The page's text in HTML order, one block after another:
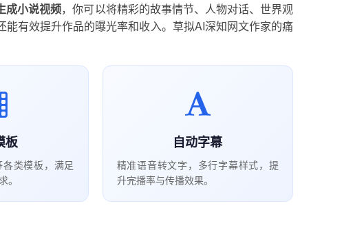
成小说视频，你可以将精彩的故事情节、人物对话、世界观
有效提升作品的曝光率和收入。草拟AI深知网文作家的痛
板
类模板，满足
。
自动字幕
精准语音转文字，多行字幕样式，提
升完播率与传播效果。